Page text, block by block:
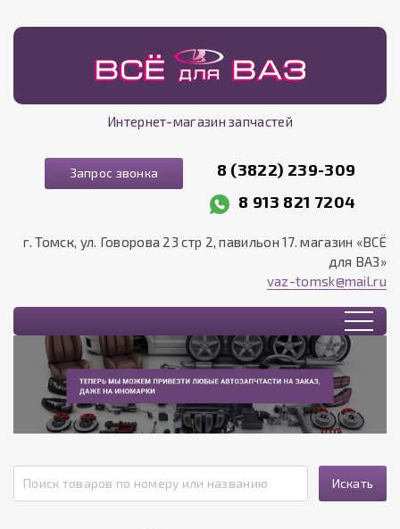
Интернет-магазин запчастей
Запрос звонка
8 (3822) 239-309
8 913 821 7204
г. Томск, ул. Говорова 23 стр 2, павильон 17. магазин «ВСЁ
для ВАЗ»
vaz-tomsk@mail.ru
Искать